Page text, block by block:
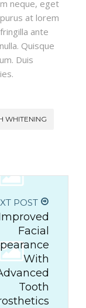
neque, eget
at lorem
ante
Quisque
Duis
WHITENING
POST
Facial
With
Tooth